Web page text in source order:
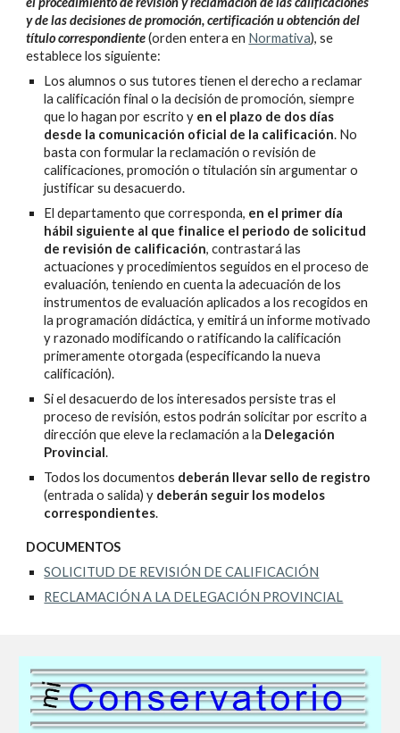
y de las decisiones de promoción, certificación u obtención del
título correspondiente(orden entera en Normativa), se
establece los siguiente:
Los alumnos o sus tutores tienen el derecho a reclamar
la calificación final o la decisión de promoción, siempre
que lo hagan por escrito y en el plazo de dos días
desde la comunicación oficial de la calificación. No
basta con formular la reclamación o revisión de
calificaciones, promoción o titulación sin argumentar o
justificar su desacuerdo.
El departamento que corresponda, en el primer día
hábil siguiente al que finalice el periodo de solicitud
de revisión de calificación, contrastará las
actuaciones y procedimientos seguidos en el proceso de
evaluación, teniendo en cuenta la adecuación de los
instrumentos de evaluación aplicados a los recogidos en
la programación didáctica, y emitirá un informe motivado
y razonado modificando o ratificando la calificación
primeramente otorgada (especificando la nueva
calificación).
Si el desacuerdo de los interesados persiste tras el
proceso de revisión, estos podrán solicitar por escrito a
dirección que eleve la reclamación a la Delegación
Provincial.
Todos los documentos deberán llevar sello de registro
(entrada o salida) y deberán seguir los modelos
correspondientes.
DOCUMENTOS
SOLICITUD DE REVISIÓN DE CALIFICACIÓN
RECLAMACIÓN A LA DELEGACIÓN PROVINCIAL